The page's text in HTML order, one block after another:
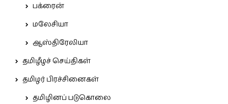
பக்ரைன்
மலேசியா
ஆஸ்திரேலியா
தமிழீழச் செய்திகள்
தமிழர் பிரச்சினைகள்
தமிழினப் படுகொலை